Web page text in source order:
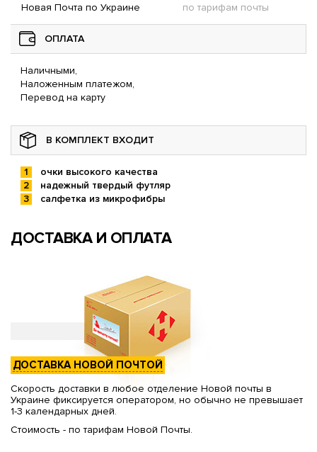
Новая Почта по Украине по тарифам почты
ОПЛАТА
Наличными,
Наложенным платежом,
Перевод на карту
В КОМПЛЕКТ ВХОДИТ
очки высокого качества
надежный твердый футляр
салфетка из микрофибры
ДОСТАВКА И ОПЛАТА
ДОСТАВКА НОВОЙ ПОЧТОЙ
Скорость доставки в любое отделение Новой почты в
Украине фиксируется оператором, но обычно не превышает
1-3 календарных дней.
Стоимость - по тарифам Новой Почты.